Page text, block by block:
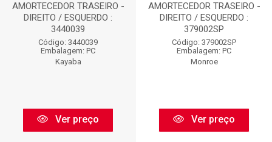
AMORTECEDOR TRASEIRO -
DIREITO / ESQUERDO :
3440039
Código: 3440039
Embalagem: PC
Kayaba
Ver preço
AMORTECEDOR TRASEIRO -
DIREITO / ESQUERDO :
379002SP
Código: 379002SP
Embalagem: PC
Monroe
Ver preço